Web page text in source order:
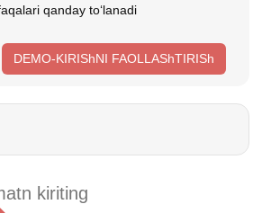
qanday toʻlanadi
DEMO-KIRIShNI FAOLLAShTIRISh